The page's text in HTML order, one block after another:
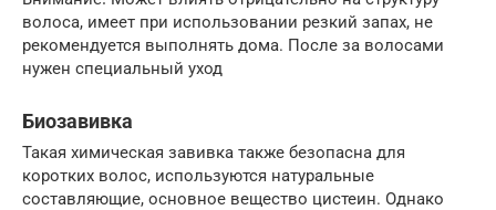
волоса, имеет при использовании резкий запах, не
рекомендуется выполнять дома. После за волосами
нужен специальный уход
Биозавивка
Такая химическая завивка также безопасна для
коротких волос, используются натуральные
составляющие, основное вещество цистеин. Однако